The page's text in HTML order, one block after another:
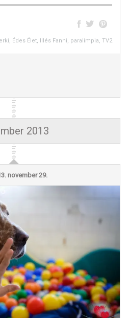
a mozgáskorlátozottak aktivistája
Édes Élet, Illés Fanni, paralimpia, TV2
2013
november 29.